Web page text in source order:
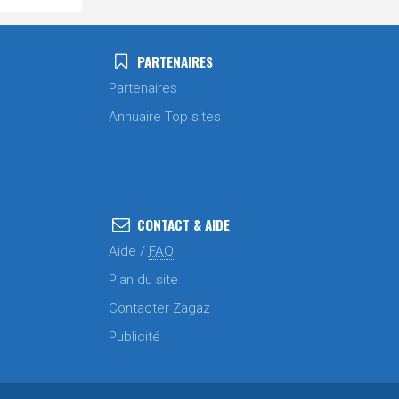
PARTENAIRES
Partenaires
Annuaire Top sites
CONTACT & AIDE
Aide / FAQ
Plan du site
Contacter Zagaz
Publicité